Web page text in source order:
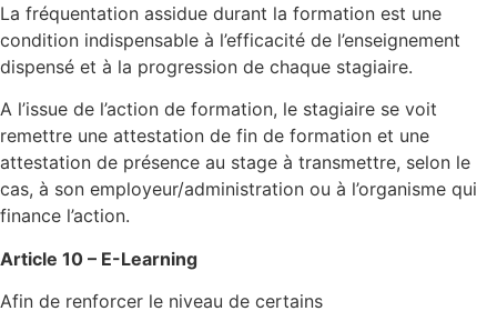
La fréquentation assidue durant la formation est une
condition indispensable à l’efficacité de l’enseignement
dispensé et à la progression de chaque stagiaire.
A l’issue de l’action de formation, le stagiaire se voit
remettre une attestation de fin de formation et une
attestation de présence au stage à transmettre, selon le
cas, à son employeur/administration ou à l’organisme qui
finance l’action.
Article 10 – E-Learning
Afin de renforcer le niveau de certains